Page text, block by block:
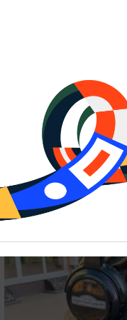
Янтарная
25.12.2025 -
Светлогорск,
ОТ 1200₽